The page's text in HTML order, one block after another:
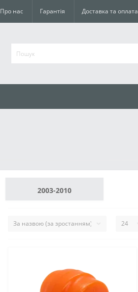
Про нас Гарантія Доставка та оплата
2003-2010